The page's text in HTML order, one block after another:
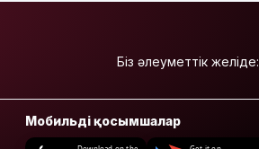
Біз әлеуметтік желіде:
Мобильді қосымшалар